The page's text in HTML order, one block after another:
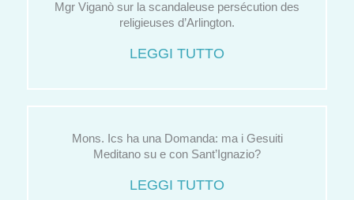
Mgr Viganò sur la scandaleuse persécution des
religieuses d’Arlington.
LEGGI TUTTO
Mons. Ics ha una Domanda: ma i Gesuiti
Meditano su e con Sant’Ignazio?
LEGGI TUTTO